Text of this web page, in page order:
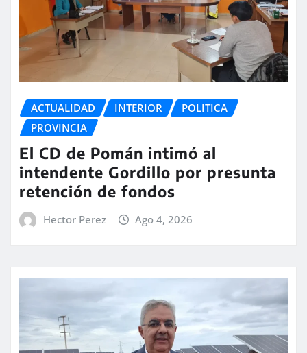
ACTUALIDAD INTERIOR
POLITICA
PROVINCIA
El CD de Pomán intimó al
intendente Gordillo por presunta
retención de fondos
Hector Perez Ago 4, 2026